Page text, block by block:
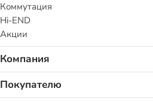
Коммутация
Hi-END
Акции
Компания
Покупателю